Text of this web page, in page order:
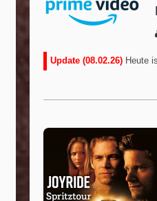
Update (08.02.26) Heute